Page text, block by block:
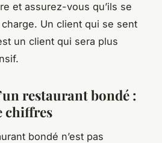
et assurez-vous qu’ils se
Un client qui se sent
un client qui sera plus
restaurant bondé :
chiffres
bondé n’est pas